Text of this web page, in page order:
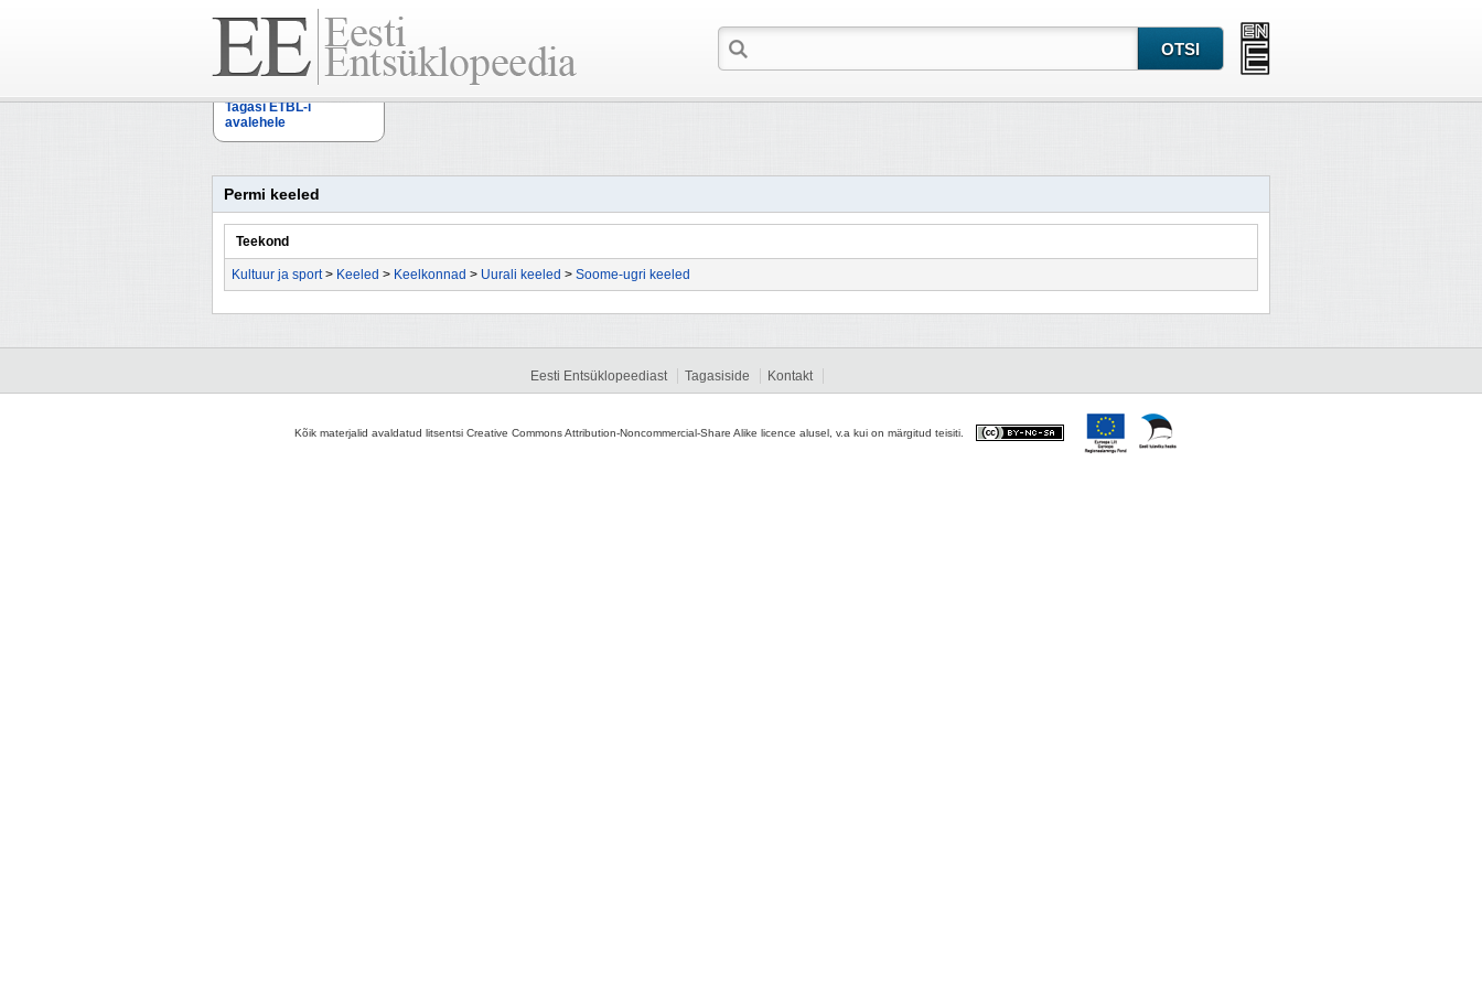
Tagasi ETBL-i
avalehele
Permi keeled
Teekond
Kultuur ja sport> Keeled > Keelkonnad > Uurali keeled > Soome-ugri keeled
Eesti Entsüklopeediast Tagasiside Kontakt
Kõik materjalid avaldatud litsentsi Creative Commons Attribution-Noncommercial-Share Alike licence alusel, v.a kui on märgitud teisiti.